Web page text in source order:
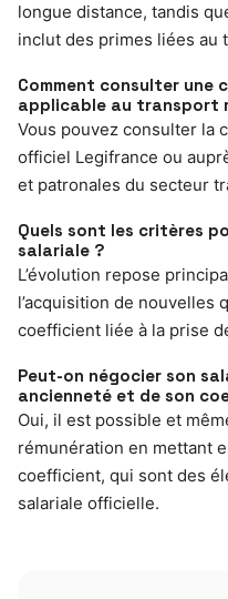
longue distance, tandis
inclut des primes liées au
Comment consulter une
applicable au transport
Vous pouvez consulter la
officiel Legifrance ou
et patronales du secteur
Quels sont les critères
salariale ?
L’évolution repose
l’acquisition de nouvelles
coefficient liée à la prise
Peut-on négocier son
ancienneté et de son
Oui, il est possible et
rémunération en mettant
coefficient, qui sont des
salariale officielle.